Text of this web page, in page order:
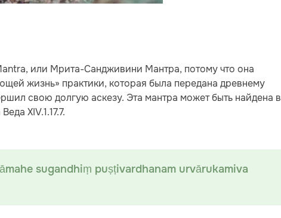
или Мрита-Сандживини Мантра, потому что она
жизнь» практики, которая была передана древнему
свою долгую аскезу. Эта мантра может быть найдена в
XIV.1.17.7.
sugandhiṃ puṣṭivardhanam urvārukamiva